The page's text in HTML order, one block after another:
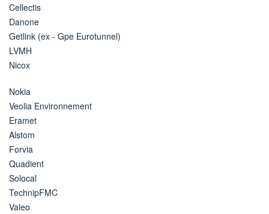
Cellectis
Danone
Getlink (ex - Gpe Eurotunnel)
LVMH
Nicox
Nokia
Veolia Environnement
Eramet
Alstom
Forvia
Quadient
Solocal
TechnipFMC
Valeo